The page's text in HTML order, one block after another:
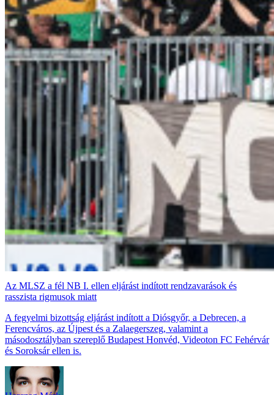
Az MLSZ a fél NB I. ellen eljárást indított rendzavarások és
rasszista rigmusok miatt
A fegyelmi bizottság eljárást indított a Diósgyőr, a Debrecen, a
Ferencváros, az Újpest és a Zalaegerszeg, valamint a
másodosztályban szereplő Budapest Honvéd, Videoton FC Fehérvár
és Soroksár ellen is.